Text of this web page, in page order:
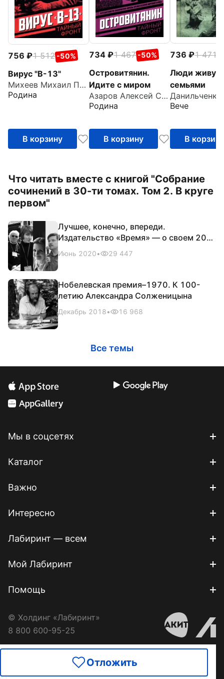
Отложить
756 1 512 -50%
Вирус "В-13"
Михеев Михаил Петрович
Родина
В корзину
734 1 467 -50%
Островитянин.
Идите с миром
Азаров Алексей Сергеевич
Родина
В корзину
736 1 471
Люди живут
семьями
Вече
В корзину
Что читать вместе с книгой "Собрание
сочинений в 30-ти томах. Том 2. В круге
первом"
Лучшее, конечно, впереди.
Издательство «Время» — о своем 20-
Июнь 2020• 29 447
Нобелевская премия–1970. К 100-
летию Александра Солженицына
Декабрь 2018• 16 968
Все темы
Мы в соцсетях
Каталог
Важно
Интересно
Лабиринт — всем
Мой Лабиринт
Помощь
© Холдинг «Лабиринт»
8 800 600-95-25